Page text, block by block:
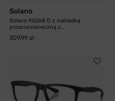
Solano
Solano 90268 D z nakładką
przeciwsłoneczną z...
309,99 zł